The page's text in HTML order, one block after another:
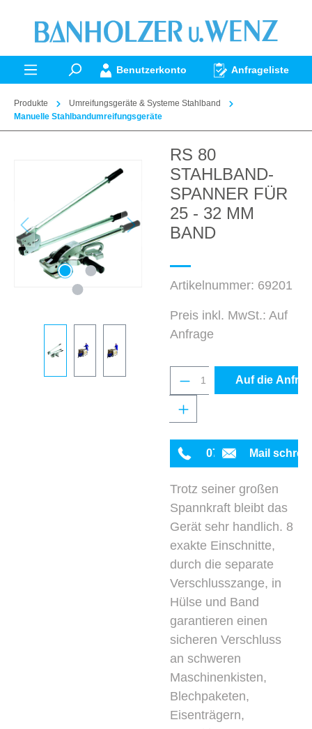
springen
Benutzerkonto Anfrageliste
Produkte
Umreifungsgeräte & Systeme Stahlband
Manuelle Stahlbandumreifungsgeräte
RS 80
STAHLBAND-
SPANNER FÜR
25 - 32 MM
BAND
Artikelnummer: 69201
Preis inkl. MwSt.: Auf
Anfrage
Produkt Anzahl:
Auf die
0711 342934-0
Mail
Trotz seiner großen
Spannkraft bleibt das
Gerät sehr handlich. 8
exakte Einschnitte,
durch die separate
Verschlusszange, in
Hülse und Band
garantieren einen
sicheren Verschluss
an schweren
Maschinenkisten,
Blechpaketen,
Eisenträgern,